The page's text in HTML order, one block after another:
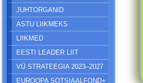
JUHTORGANID
ASTU LIIKMEKS
LIIKMED
EESTI LEADER LIIT
VÜ STRATEEGIA 2023–2027
EUROOPA SOTSIAALFOND+